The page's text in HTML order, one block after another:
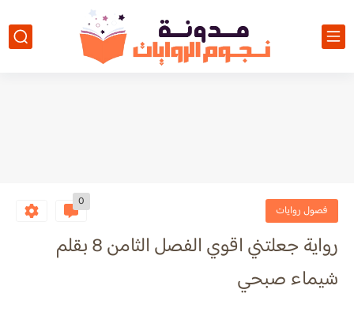
فصول روايات
0
رواية جعلتني اقوي الفصل الثامن 8 بقلم
شيماء صبحي